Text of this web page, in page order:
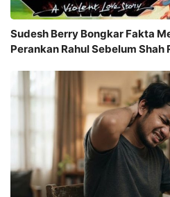
Sudesh Berry Bongkar Fakta
Perankan Rahul Sebelum Shah